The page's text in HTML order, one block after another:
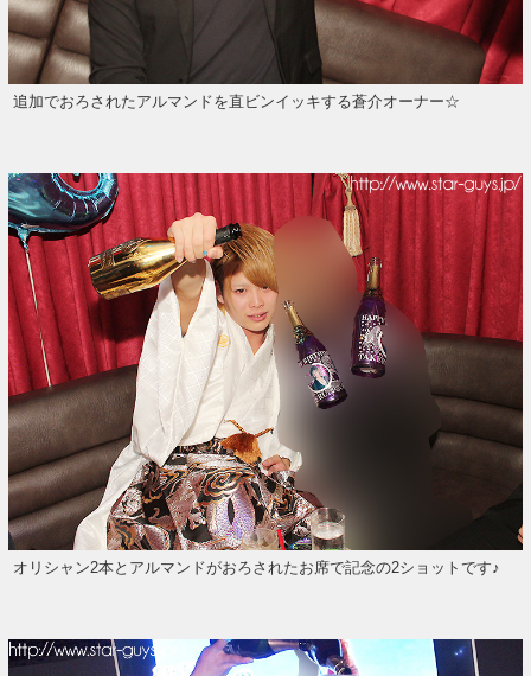
追加でおろされたアルマンドを直ビンイッキする蒼介オーナー☆
オリシャン2本とアルマンドがおろされたお席で記念の2ショットです♪